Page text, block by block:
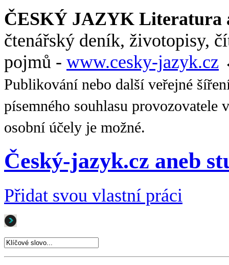
ČESKÝ JAZYK Literatura
čtenářský deník, životopisy,
pojmů - www.cesky-jazyk.cz
Publikování nebo další veřejné
písemného souhlasu
osobní účely je možné.
Český-jazyk.cz aneb
Přidat svou vlastní práci